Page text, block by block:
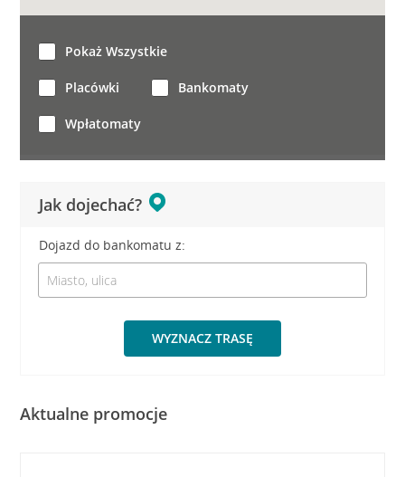
Jak dojechać?
Dojazd do bankomatu z:
WYZNACZ TRASĘ
Pokaż Wszystkie
Placówki Bankomaty
Wpłatomaty
Aktualne promocje